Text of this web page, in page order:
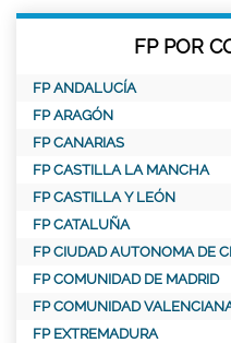
FP POR
FP ANDALUCÍA
FP ARAGÓN
FP CANARIAS
FP CASTILLA LA MANCHA
FP CASTILLA Y LEÓN
FP CATALUÑA
FP CIUDAD AUTONOMA DE
FP COMUNIDAD DE MADRID
FP COMUNIDAD
FP EXTREMADURA